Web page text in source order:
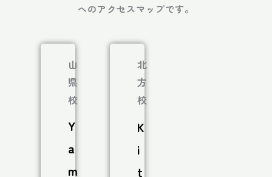
へのアクセスマップです。
山
県
校
Y
a
m
北
方
校
K
i
t